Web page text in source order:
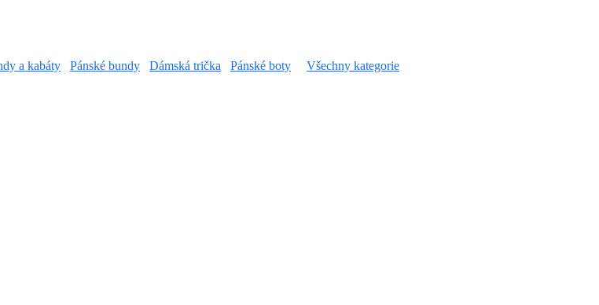
a kabáty Pánské bundy Dámská trička Pánské boty Všechny kategorie